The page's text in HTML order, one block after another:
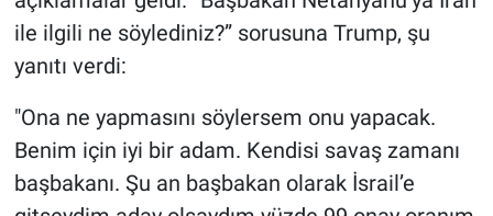
ile ilgili ne söylediniz?” sorusuna Trump, şu
yanıtı verdi:
"Ona ne yapmasını söylersem onu yapacak.
Benim için iyi bir adam. Kendisi savaş zamanı
başbakanı. Şu an başbakan olarak İsrail’e